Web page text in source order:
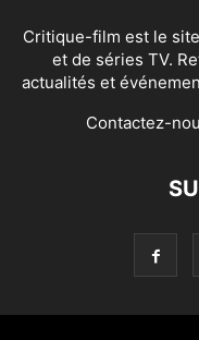
Critique-film est le
et de séries TV.
actualités et
Contactez-